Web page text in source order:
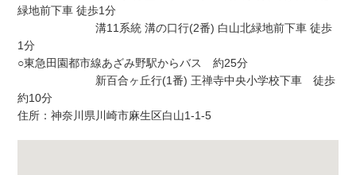
緑地前下車 徒歩1分
溝11系統 溝の口行(2番) 白山北緑地前下車 徒歩
1分
○東急田園都市線あざみ野駅からバス 約25分
新百合ヶ丘行(1番) 王禅寺中央小学校下車 徒歩
約10分
住所：神奈川県川崎市麻生区白山1-1-5